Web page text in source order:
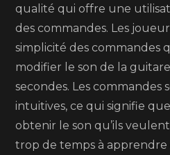
qualité qui offre une
des commandes. Les
simplicité des
modifier le son de la
secondes. Les commandes
intuitives, ce qui signifie
obtenir le son qu’ils veulent
trop de temps à